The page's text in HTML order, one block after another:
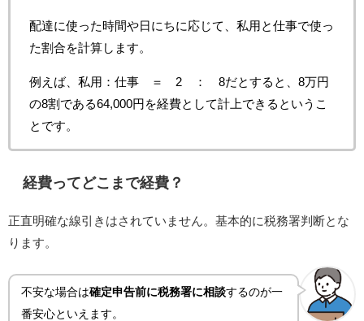
配達に使った時間や日にちに応じて、私用と仕事で使っ
た割合を計算します。
例えば、私用：仕事 ＝ 2 ： 8だとすると、8万円
の8割である64,000円を経費として計上できるというこ
とです。
経費ってどこまで経費？
正直明確な線引きはされていません。基本的に税務署判断とな
ります。
不安な場合は確定申告前に税務署に相談するのが一
番安心といえます。